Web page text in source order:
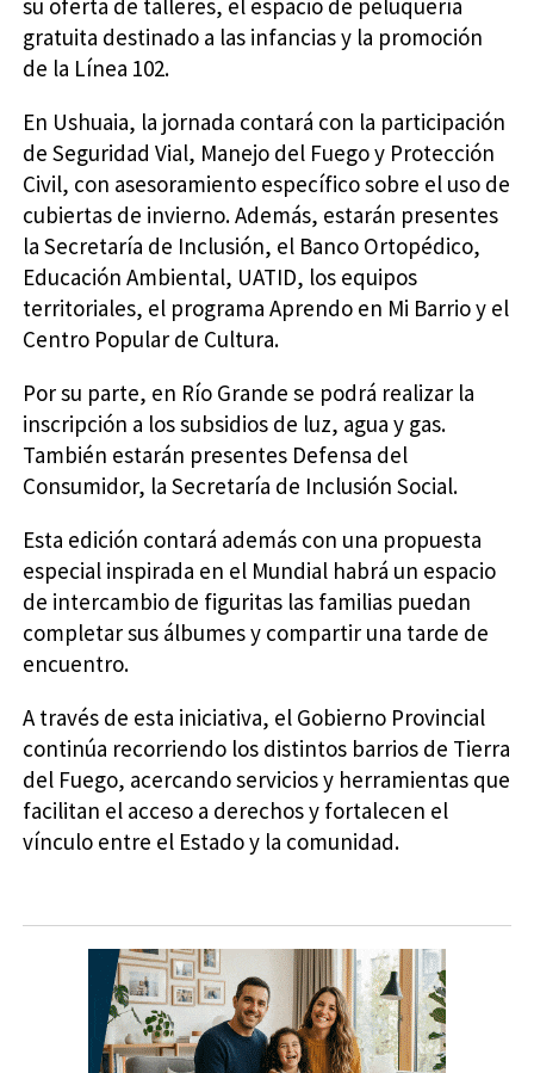
su oferta de talleres, el espacio de peluquería
gratuita destinado a las infancias y la promoción
de la Línea 102.
En Ushuaia, la jornada contará con la participación
de Seguridad Vial, Manejo del Fuego y Protección
Civil, con asesoramiento específico sobre el uso de
cubiertas de invierno. Además, estarán presentes
la Secretaría de Inclusión, el Banco Ortopédico,
Educación Ambiental, UATID, los equipos
territoriales, el programa Aprendo en Mi Barrio y el
Centro Popular de Cultura.
Por su parte, en Río Grande se podrá realizar la
inscripción a los subsidios de luz, agua y gas.
También estarán presentes Defensa del
Consumidor, la Secretaría de Inclusión Social.
Esta edición contará además con una propuesta
especial inspirada en el Mundial habrá un espacio
de intercambio de figuritas las familias puedan
completar sus álbumes y compartir una tarde de
encuentro.
A través de esta iniciativa, el Gobierno Provincial
continúa recorriendo los distintos barrios de Tierra
del Fuego, acercando servicios y herramientas que
facilitan el acceso a derechos y fortalecen el
vínculo entre el Estado y la comunidad.